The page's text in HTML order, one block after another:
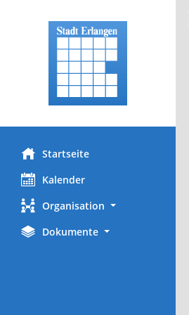
Startseite
Kalender
Organisation
Dokumente